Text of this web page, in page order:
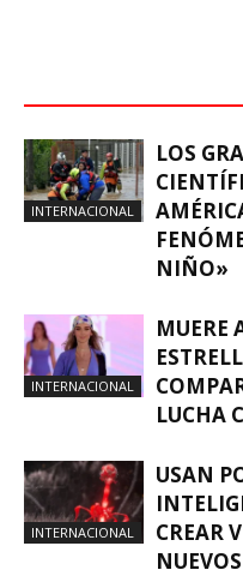
INTERNACIONAL
LOS
NIÑO»
INTERNACIONAL
MUERE
LUCHA
INTERNACIONAL
USAN
CREAR
NUEVOS